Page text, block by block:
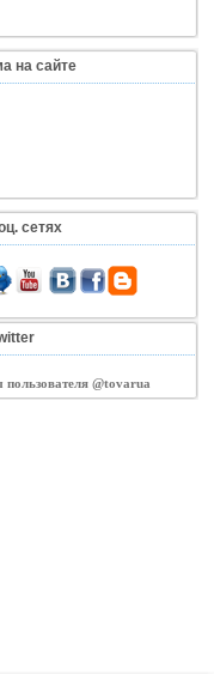
на сайте
сетях
пользователя @tovarua